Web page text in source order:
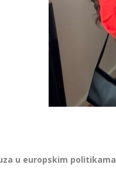
u europskim politikama